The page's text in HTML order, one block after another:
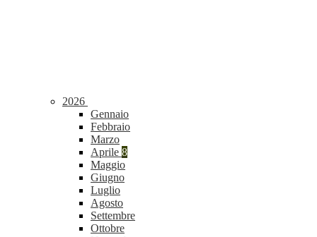
2026
Gennaio
Febbraio
Marzo
Aprile 8
Maggio
Giugno
Luglio
Agosto
Settembre
Ottobre